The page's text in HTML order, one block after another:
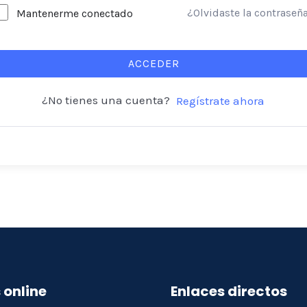
Mantenerme conectado ¿Olvidaste la
ACCEDER
¿No tienes una cuenta? Regístrate ahora
online Enlaces directos